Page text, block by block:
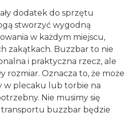
dodatek do sprzętu
stworzyć wygodną
w każdym miejscu,
zakątkach. Buzzbar to nie
i praktyczna rzecz, ale
rozmiar. Oznacza to, że może
w plecaku lub torbie na
Nie musimy się
transportu buzzbar będzie